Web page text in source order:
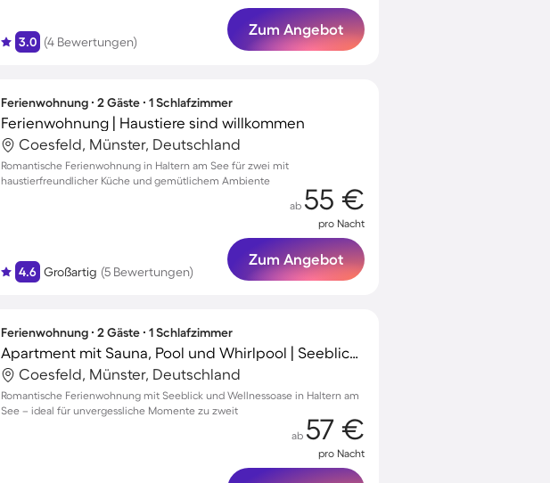
3.0 (4 Bewertungen)
Zum Angebot
Ferienwohnung ∙ 2 Gäste ∙ 1 Schlafzimmer
Ferienwohnung | Haustiere sind willkommen
Coesfeld, Münster, Deutschland
Romantische Ferienwohnung in Haltern am See für zwei mit
haustierfreundlicher Küche und gemütlichem Ambiente
4.6 Großartig (5 Bewertungen)
ab 55 €
pro Nacht
Zum Angebot
Ferienwohnung ∙ 2 Gäste ∙ 1 Schlafzimmer
Apartment mit Sauna, Pool und Whirlpool | Seeblick | Haustiere erlaubt
Coesfeld, Münster, Deutschland
Romantische Ferienwohnung mit Seeblick und Wellnessoase in Haltern am
See – ideal für unvergessliche Momente zu zweit
ab 57 €
pro Nacht